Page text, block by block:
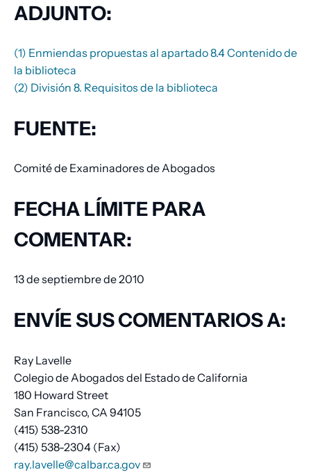
ADJUNTO:
(1) Enmiendas propuestas al apartado 8.4 Contenido de
la biblioteca
(2) División 8. Requisitos de la biblioteca
FUENTE:
Comité de Examinadores de Abogados
FECHA LÍMITE PARA
COMENTAR:
13 de septiembre de 2010
ENVÍE SUS COMENTARIOS A:
Ray Lavelle
Colegio de Abogados del Estado de California
180 Howard Street
San Francisco, CA 94105
(415) 538-2310
(415) 538-2304 (Fax)
ray.lavelle@calbar.ca.gov